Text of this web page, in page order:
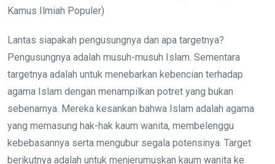
Kamus Ilmiah Populer)
Lantas siapakah pengusungnya dan apa targetnya?
Pengusungnya adalah musuh-musuh Islam. Sementara
targetnya adalah untuk menebarkan kebencian terhadap
agama Islam dengan menampilkan potret yang bukan
sebenarnya. Mereka kesankan bahwa Islam adalah agama
yang memasung hak-hak kaum wanita, membelenggu
kebebasannya serta mengubur segala potensinya. Target
berikutnya adalah untuk menjerumuskan kaum wanita ke